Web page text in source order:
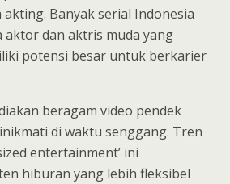
Banyak serial Indonesia
dan aktris muda yang
potensi besar untuk berkarier
beragam video pendek
di waktu senggang. Tren
entertainment’ ini
hiburan yang lebih fleksibel